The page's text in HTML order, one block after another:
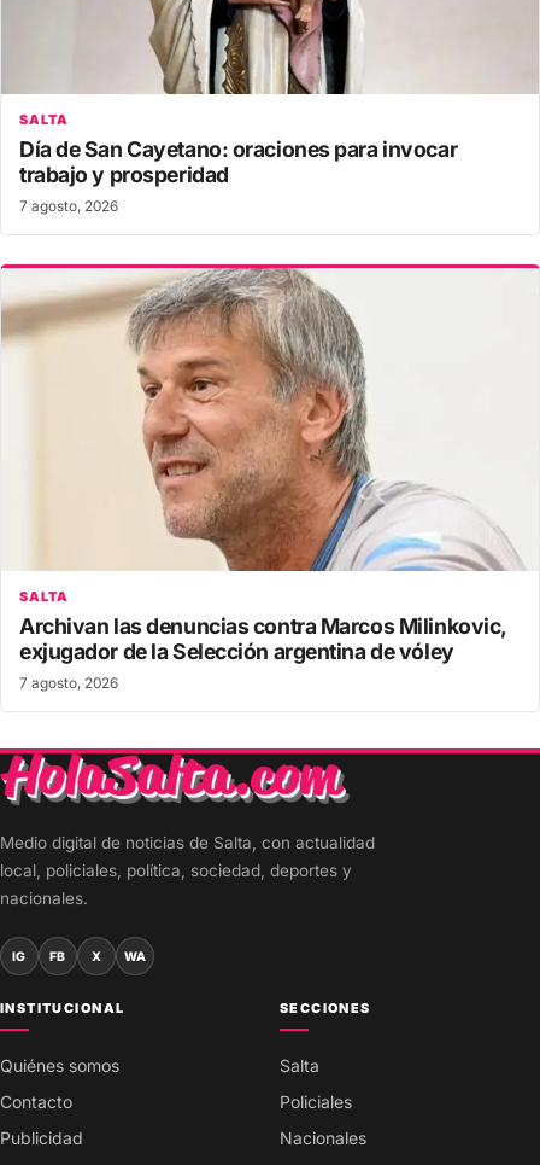
SALTA
Día de San Cayetano: oraciones para invocar
trabajo y prosperidad
7 agosto, 2026
SALTA
Archivan las denuncias contra Marcos Milinkovic,
exjugador de la Selección argentina de vóley
7 agosto, 2026
Medio digital de noticias de Salta, con actualidad
local, policiales, política, sociedad, deportes y
nacionales.
IG FB X WA
INSTITUCIONAL
Quiénes somos
Contacto
Publicidad
SECCIONES
Salta
Policiales
Nacionales